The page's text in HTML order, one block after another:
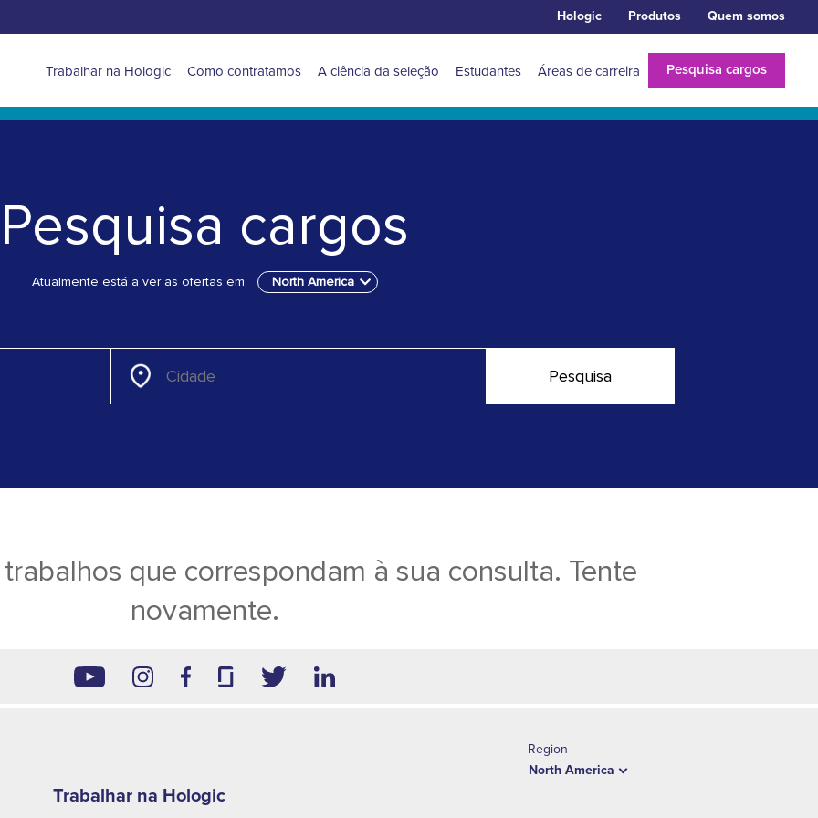
Hologic Produtos Quem somos
Main
navigation
America
Trabalhar na Hologic Como contratamos A ciência da seleção Estudantes Áreas de carreira Pesquisa cargos
Pesquisa cargos
Atualmente está a ver as ofertas em North America
que correspondam à sua consulta. Tente
novamente.
second
Trabalhar na Hologic
Region
North America